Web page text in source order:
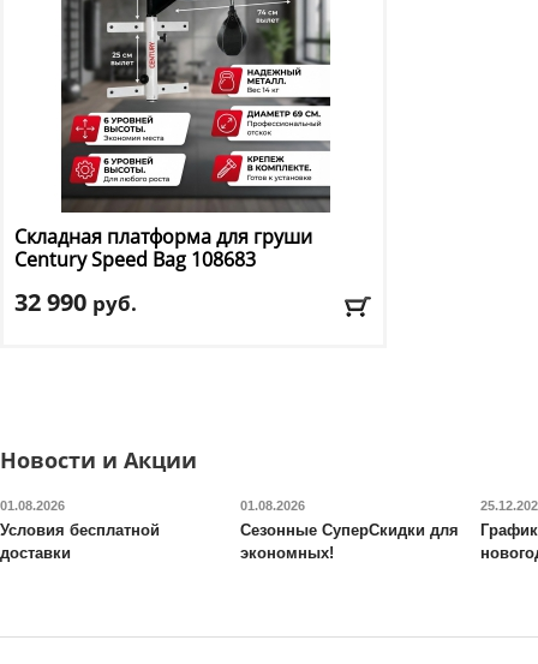
Складная платформа для груши
CenturySpeed Bag 108683
32 990 руб.
Новости и Акции
01.08.2026
Условия бесплатной
доставки
01.08.2026
Сезонные СуперСкидки для
экономных!